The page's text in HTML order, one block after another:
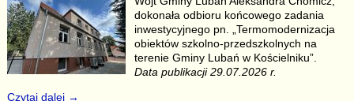
o
o
k
n
k
dokonała odbioru końcowego zadania
inwestycyjnego pn. „Termomodernizacja
obiektów szkolno-przedszkolnych na
terenie Gminy Lubań w Kościelniku”.
Data publikacji 29.07.2026 r.
Czytaj dalej →